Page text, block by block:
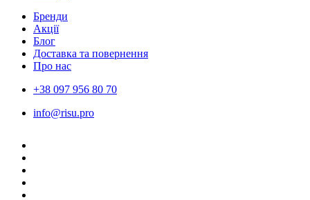
Бренди
Акції
Блог
Доставка та повернення
Про нас
+38 097 956 80 70
info@risu.pro